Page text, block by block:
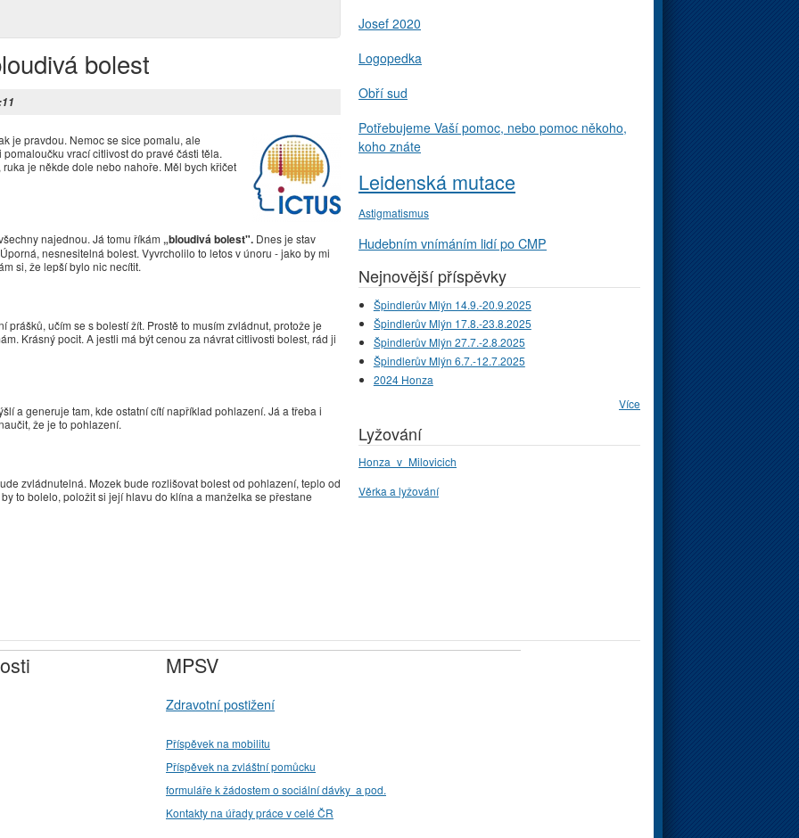
bolest
je pravdou. Nemoc se sice pomalu, ale
vrací citlivost do pravé části těla.
je někde dole nebo nahoře. Měl bych křičet
najednou. Já tomu říkám „bloudivá bolest". Dnes je stav
nesnesitelná bolest. Vyvrcholilo to letos v únoru - jako by mi
si, že lepší bylo nic necítit.
učím se s bolestí žít. Prostě to musím zvládnut, protože je
Krásný pocit. A jestli má být cenou za návrat citlivosti bolest, rád ji
a generuje tam, kde ostatní cítí například pohlazení. Já a třeba i
že je to pohlazení.
zvládnutelná. Mozek bude rozlišovat bolest od pohlazení, teplo od
to bolelo, položit si její hlavu do klína a manželka se přestane
Josef 2020
Logopedka
Obří sud
Potřebujeme Vaší pomoc, nebo pomoc někoho,
koho znáte
Leidenská mutace
Astigmatismus
Hudebním vnímáním lidí po CMP
Nejnovější příspěvky
Špindlerův Mlýn 14.9.-20.9.2025
Špindlerův Mlýn 17.8.-23.8.2025
Špindlerův Mlýn 27.7.-2.8.2025
Špindlerův Mlýn 6.7.-12.7.2025
2024 Honza
Více
Lyžování
Honza_v_Milovicich
Věrka a lyžování
MPSV
Zdravotní postižení
Příspěvek na mobilitu
Příspěvek na zvláštní pomůcku
formuláře k žádostem o sociální dávky a pod.
Kontakty na úřady práce v celé ČR